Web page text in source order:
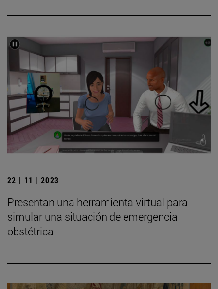
22 | 11 | 2023
Presentan una herramienta virtual para
simular una situación de emergencia
obstétrica